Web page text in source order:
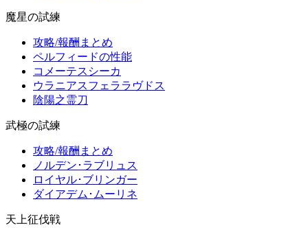
魔星の試練
攻略/報酬まとめ
ペルフィードの性能
コメーテスシーカ
ウラニアスフェララヴドス
陰陽之霊刀
武極の試練
攻略/報酬まとめ
ノルデン･ラブリュス
ロイヤル･ブリンガー
ダイアデム･ムーリネ
天上征伐戦